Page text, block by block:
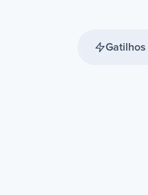
Gatilhos